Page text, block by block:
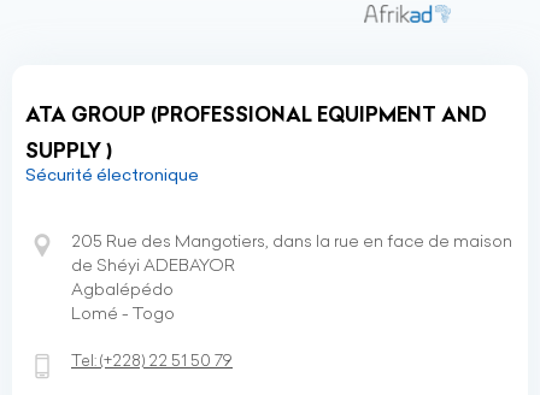
ATA GROUP (PROFESSIONAL EQUIPMENT AND
SUPPLY )
Sécurité électronique
205 Rue des Mangotiers, dans la rue en face de maison
de Shéyi ADEBAYOR
Agbalépédo
Lomé - Togo
Tel:(+228) 22 51 50 79